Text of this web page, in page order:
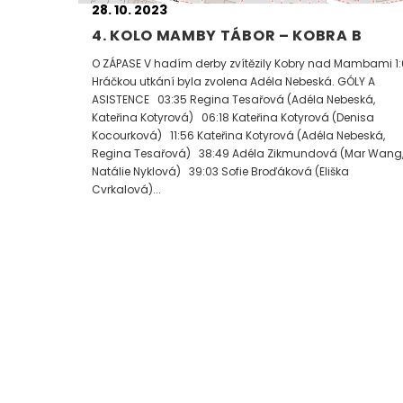
28. 10. 2023
4. KOLO MAMBY TÁBOR – KOBRA B
O ZÁPASE V hadím derby zvítězily Kobry nad Mambami
Hráčkou utkání byla zvolena Adéla Nebeská. GÓLY A
ASISTENCE 03:35 Regina Tesařová (Adéla Nebeská,
Kateřina Kotyrová) 06:18 Kateřina Kotyrová (Denisa
Kocourková) 11:56 Kateřina Kotyrová (Adéla Nebeská,
Regina Tesařová) 38:49 Adéla Zikmundová (Mar Wang,
Natálie Nyklová) 39:03 Sofie Broďáková (Eliška
Cvrkalová)...